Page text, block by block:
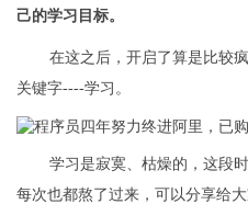
己的学习目标。
在这之后，开启了算是比较
关键字----学习。
学习是寂寞、枯燥的，这段
每次也都熬了过来，可以分享给大